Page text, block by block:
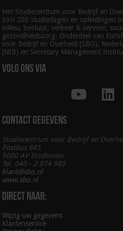
Het Studiecentrum voor Bedrijf en
zo’n 200 studiedagen en opleidingen
milieu, bestuur, verkeer & vervoer,
gezondheidszorg. Onderdeel van
voor Bedrijf en Overheid (SBO),
(NIB) en Secretary Management
Volg ons via
Contact gegevens
Studiecentrum voor Bedrijf en
Postbus 845
5600 AV Eindhoven
Tel. 040 - 2 974 980
klant@sbo.nl
www.sbo.nl
Direct naar:
Wijzig uw gegevens
Klantenservice